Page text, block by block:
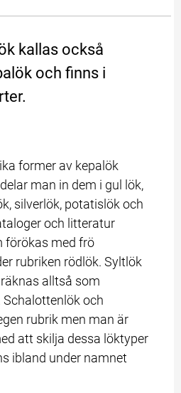
kallas också
och finns i
former av kepalök
man in dem i gul lök,
silverlök, potatislök och
och litteratur
förökas med frö
rubriken rödlök. Syltlök
alltså som
och
rubrik men man är
att skilja dessa löktyper
ibland under namnet